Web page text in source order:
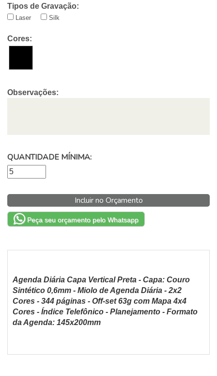
Tipos de Gravação:
Laser Silk
Cores:
Observações:
QUANTIDADE MÍNIMA:
Incluir no Orçamento
Peça seu orçamento pelo Whatsapp
Agenda Diária Capa Vertical Preta - Capa: Couro
Sintético 0,6mm - Miolo de Agenda Diária - 2x2
Cores - 344 páginas - Off-set 63g com Mapa 4x4
Cores - Índice Telefônico - Planejamento - Formato
da Agenda: 145x200mm